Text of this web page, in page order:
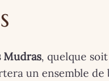
Mudras, quelque
un ensemble de